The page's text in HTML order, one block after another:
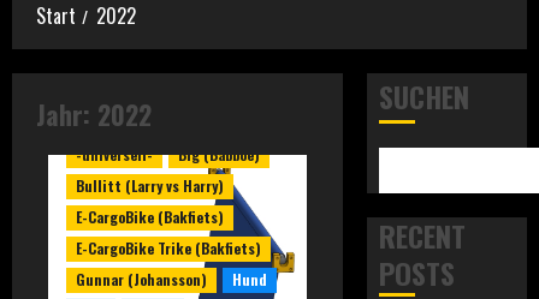
Start 2022
Jahr: 2022
-universell-
Big (Babboe)
Bullitt (Larry vs Harry)
E-CargoBike (Bakfiets)
E-CargoBike Trike (Bakfiets)
Gunnar (Johansson)
Hund
SUCHEN
RECENT
POSTS